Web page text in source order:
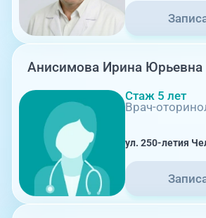
08:00-21:00
Комсомольский проспект, 80
Анисимова Ирина Юрьевна
Стаж 5 лет
Врач-
ул. 250-летия